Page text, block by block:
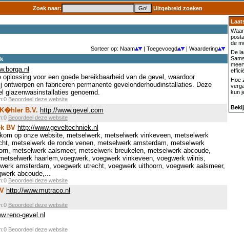
Zoek naar:
Uitgebreid zoeken
Sorteer op: Naam | Toegevoegd
| Waardering
voor een goede bereikbaarheid van de gevel, waardoor
ontwerpen en fabriceren permanente gevelonderhoudinstallaties. Deze
glazenwasinstallaties genoemd.
Beoordeel deze website
B.V. http://www.gevel.com
Beoordeel deze website
BV http://www.geveltechniek.nl
op onze website, metselwerk, metselwerk vinkeveen, metselwerk
metselwerk de ronde venen, metselwerk amsterdam, metselwerk
metselwerk aalsmeer, metselwerk breukelen, metselwerk abcoude,
haarlem,voegwerk, voegwerk vinkeveen, voegwerk wilnis,
amsterdam, voegwerk utrecht, voegwerk uithoorn, voegwerk aalsmeer,
abcoude,...
Beoordeel deze website
http://www.mutraco.nl
Beoordeel deze website
gevel.nl
Beoordeel deze website
de
De
Hoe
kun